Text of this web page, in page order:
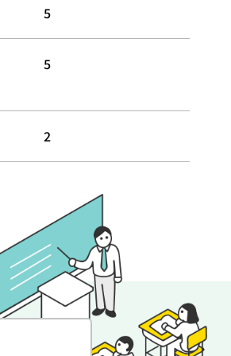
5
5
2